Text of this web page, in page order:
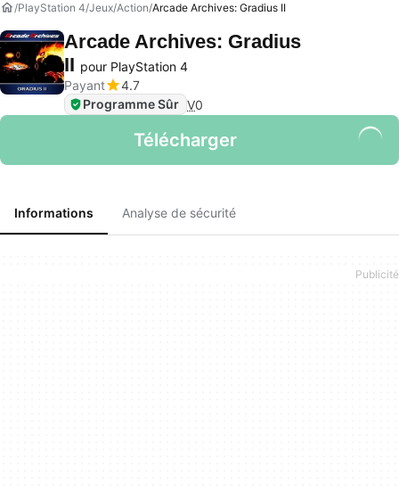
PlayStation 4 Jeux Action Arcade Archives: Gradius II
Arcade Archives: Gradius
II pour PlayStation 4
Payant
4.7
Programme Sûr V0
Télécharger
Informations Analyse de sécurité